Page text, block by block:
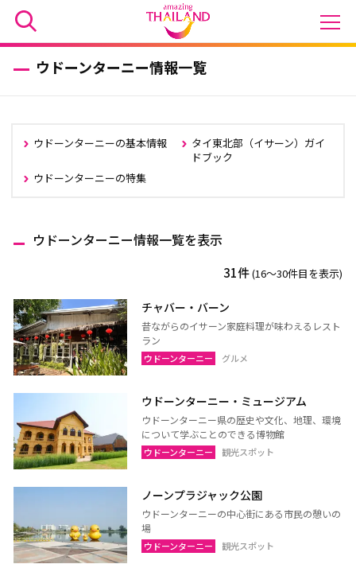
ウドーンターニー情報一覧
ウドーンターニーの基本情報
タイ東北部（イサーン）ガイ
ドブック
ウドーンターニーの特集
ウドーンターニー情報一覧を表示
31件(16〜30件目を表示)
チャバー・バーン
昔ながらのイサーン家庭料理が味わえるレスト
ラン
ウドーンターニー グルメ
ウドーンターニー・ミュージアム
ウドーンターニー県の歴史や文化、地理、環境
について学ぶことのできる博物館
ウドーンターニー 観光スポット
ノーンプラジャック公園
ウドーンターニーの中心街にある市民の憩いの
場
ウドーンターニー 観光スポット